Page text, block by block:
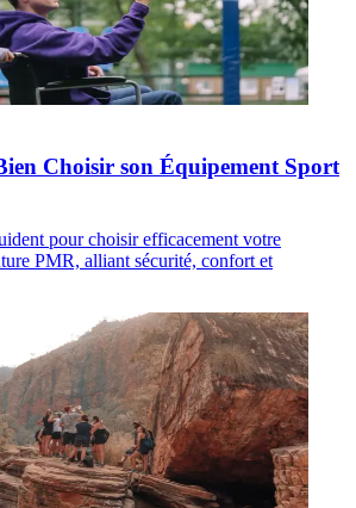
Choisir son Équipement Sport
pour choisir efficacement votre
PMR, alliant sécurité, confort et